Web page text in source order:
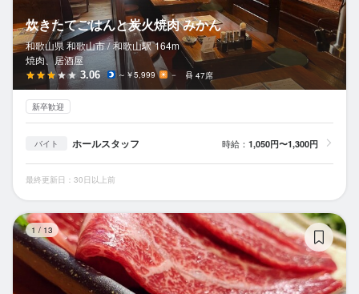
炊きたてごはんと炭火焼肉 みかん
和歌山県 和歌山市 / 和歌山駅 164m
焼肉、居酒屋
3.06 ～￥5,999 － 47席
新卒歓迎
バイト ホールスタッフ 時給： 1,050円〜1,300円
最終更新日：30日以上前
1 / 13